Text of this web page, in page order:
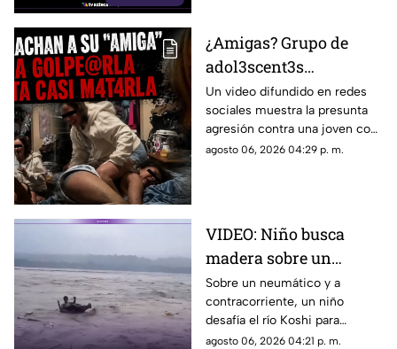
¿Amigas? Grupo de
adol3scent3s
emborrachan a
jov3nc1ta y la agr3den
a golpes: grabaron todo
Un video difundido en redes
sociales muestra la presunta
agresión contra una joven con
epilepsia en Estados Unidos. El
agosto 06, 2026 04:29 p. m.
VIDEO: Niño busca
madera sobre un
neumático en el río
Koshi, en la frontera de
India y Nepal
Sobre un neumático y a
contracorriente, un niño
desafía el río Koshi para
recolectar madera. Una
agosto 06, 2026 04:21 p. m.